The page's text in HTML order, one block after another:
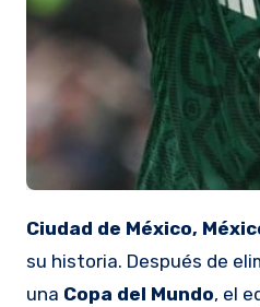
Ciudad de México,
su historia. Después de
una Copa del Mundo, el